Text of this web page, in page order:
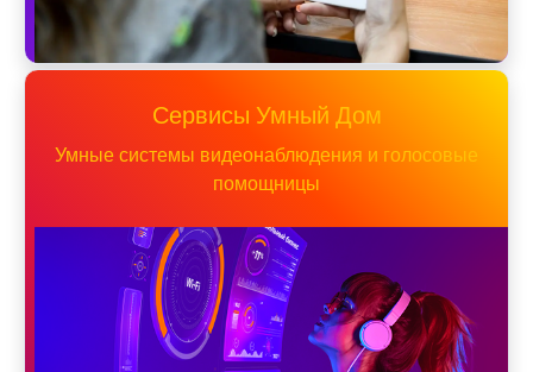
Сервисы Умный Дом
Умные системы видеонаблюдения и голосовые
помощницы